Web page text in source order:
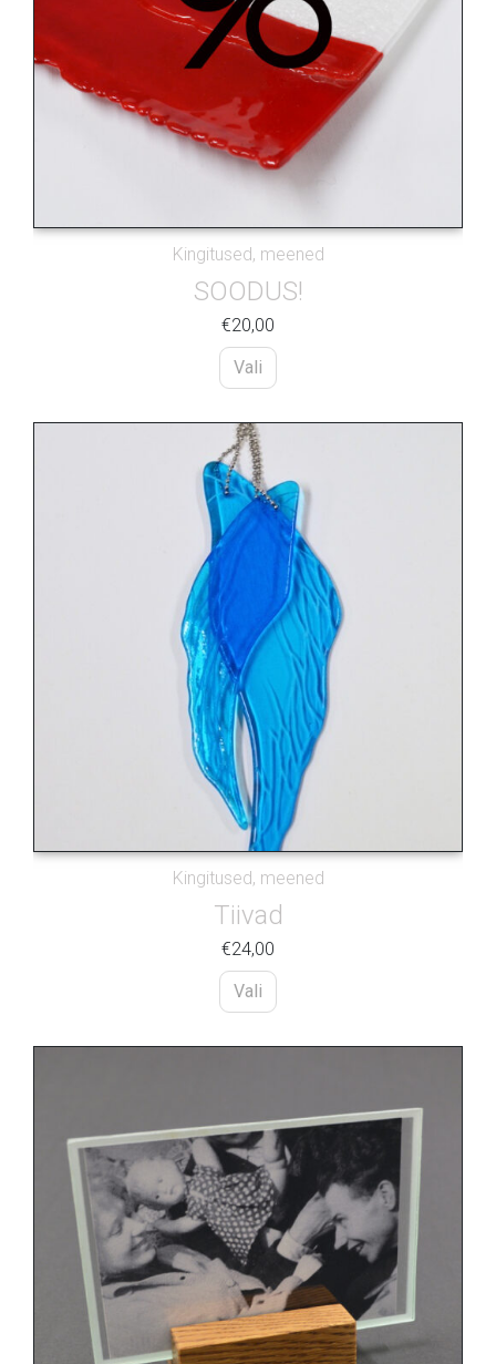
Kingitused, meened
SOODUS!
€20,00
Vali
Kingitused, meened
Tiivad
€24,00
Vali